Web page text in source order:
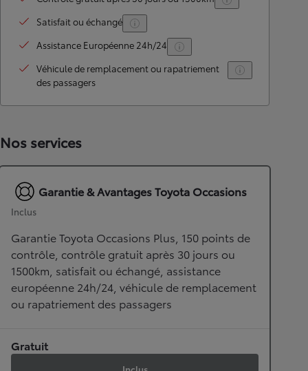
Satisfait ou échangé
Assistance Européenne 24h/24
Véhicule de remplacement ou rapatriement
des passagers
Nos services
Garantie & Avantages Toyota Occasions
Inclus
Garantie Toyota Occasions Plus, 150 points de
contrôle, contrôle gratuit après 30 jours ou
1500km, satisfait ou échangé, assistance
européenne 24h/24, véhicule de remplacement
ou rapatriement des passagers
Gratuit